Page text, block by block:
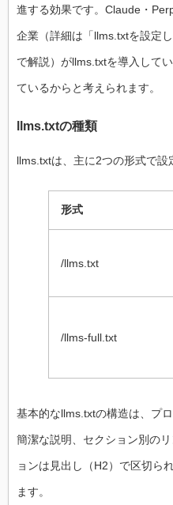
進する効果です。Claude・
企業（詳細は「llms.txtを設定
で解説）がllms.txtを導入して
ているからと考えられます。
llms.txtの種類
llms.txtは、主に2つの形式で設
形式
/llms.txt
/llms-full.txt
基本的なllms.txtの構造は、プ
簡潔な説明、セクション別の
ョンは見出し（H2）で区切ら
ます。